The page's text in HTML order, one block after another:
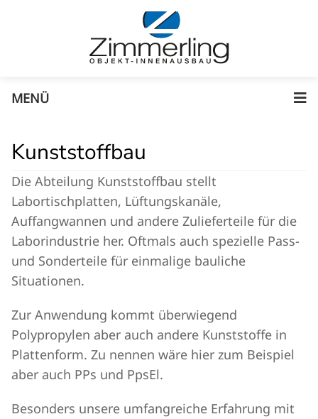
MENÜ
Kunststoffbau
Die Abteilung Kunststoffbau stellt
Labortischplatten, Lüftungskanäle,
Auffangwannen und andere Zulieferteile für die
Laborindustrie her. Oftmals auch spezielle Pass-
und Sonderteile für einmalige bauliche
Situationen.
Zur Anwendung kommt überwiegend
Polypropylen aber auch andere Kunststoffe in
Plattenform. Zu nennen wäre hier zum Beispiel
aber auch PPs und PpsEl.
Besonders unsere umfangreiche Erfahrung mit